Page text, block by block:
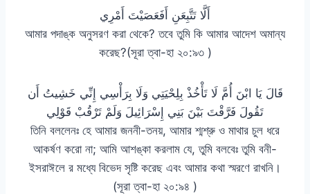
أَلَّا تَتَّبِعَنِ أَفَعَصَيْتَ أَمْرِي
আমার পদাঙ্ক অনুসরণ করা থেকে? তবে তুমি কি আমার আদেশ অমান্য
করেছ?(সূরা ত্বা-হা ২০:৯৩ )
قَالَ يَا ابْنَ أُمَّ لَا تَأْخُذْ بِلِحْيَتِي وَلَا بِرَأْسِي إِنِّي خَشِيتُ أَن
تَقُولَ فَرَّقْتَ بَيْنَ بَنِي إِسْرَائِيلَ وَلَمْ تَرْقُبْ قَوْلِي
তিনি বললেনঃ হে আমার জননী-তনয়, আমার শ্মশ্রু ও মাথার চুল ধরে
আকর্ষণ করো না; আমি আশঙ্কা করলাম যে, তুমি বলবেঃ তুমি বনী-
ইসরাঈলে র মধ্যে বিভেদ সৃষ্টি করেছ এবং আমার কথা স্মরণে রাখনি।
(সূরা ত্বা-হা ২০:৯৪ )